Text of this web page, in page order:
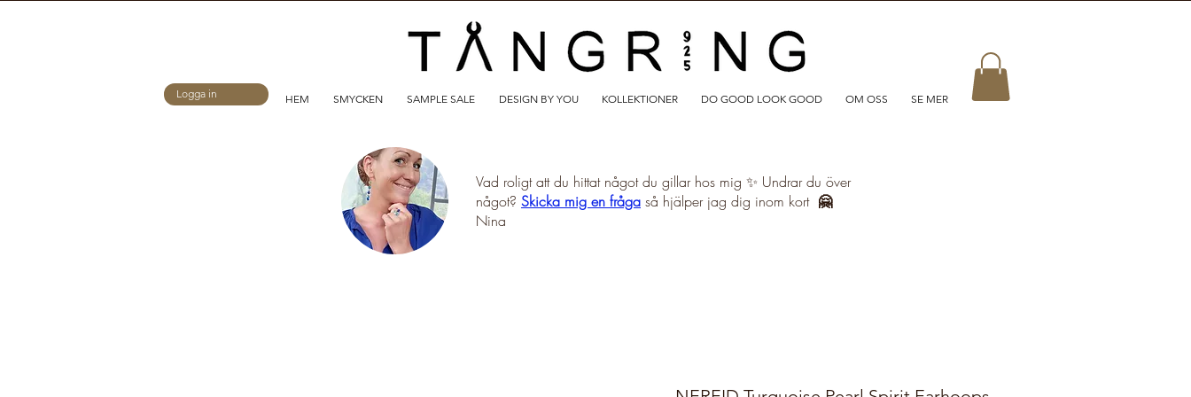
Logga in HEM SMYCKEN SAMPLE SALE DESIGN BY YOU KOLLEKTIONER DO GOOD LOOK GOOD OM OSS SE MER
Vad roligt att du hittat något du gillar hos mig ✨ Undrar du över
något? Skicka mig en fråga så hjälper jag dig inom kort 🤗
Nina